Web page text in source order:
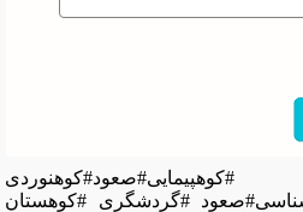
#گردشگری #کوهستان